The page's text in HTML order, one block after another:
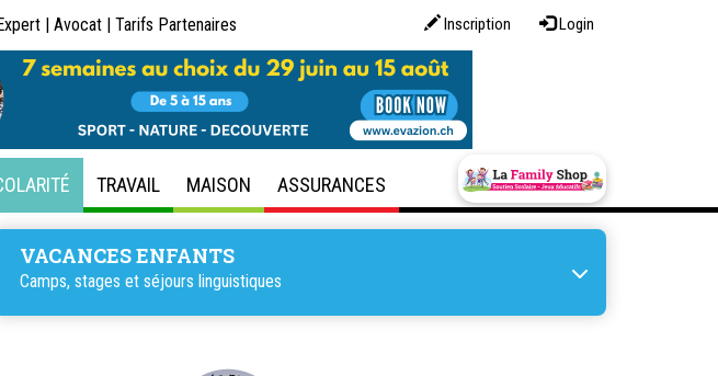
Inscription Login
| Avocat | Tarifs Partenaires
TRAVAIL MAISON ASSURANCES
VACANCES ENFANTS
Camps, stages et séjours linguistiques